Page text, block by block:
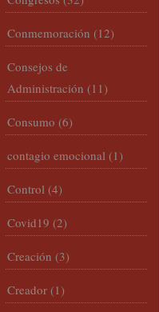
Conmemoración (12)
Consejos de
Administración (11)
Consumo (6)
contagio emocional (1)
Control (4)
Covid19 (2)
Creación (3)
Creador (1)